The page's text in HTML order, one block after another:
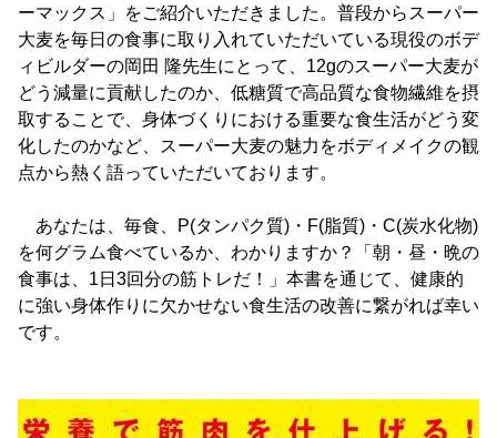
ーマックス」をご紹介いただきました。普段からスーパー
大麦を毎日の食事に取り入れていただいている現役のボデ
ィビルダーの岡田 隆先生にとって、12gのスーパー大麦が
どう減量に貢献したのか、低糖質で高品質な食物繊維を摂
取することで、身体づくりにおける重要な食生活がどう変
化したのかなど、スーパー大麦の魅力をボディメイクの観
点から熱く語っていただいております。
あなたは、毎食、P(タンパク質)・F(脂質)・C(炭水化物)
を何グラム食べているか、わかりますか？「朝・昼・晩の
食事は、1日3回分の筋トレだ！」本書を通じて、健康的
に強い身体作りに欠かせない食生活の改善に繋がれば幸い
です。